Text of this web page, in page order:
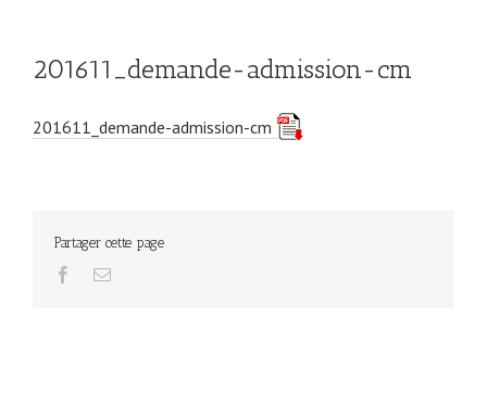
201611_demande-admission-cm
201611_demande-admission-cm
Partager cette page